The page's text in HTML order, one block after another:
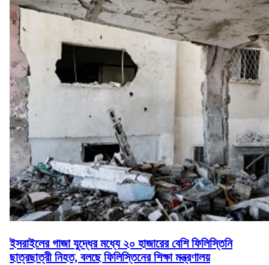
ইসরাইলের গাজা যুদ্ধের মধ্যে ২০ হাজারের বেশি ফিলিস্তিনি
ছাত্রছাত্রী নিহত, বলছে ফিলিস্তিনের শিক্ষা মন্ত্রণালয়